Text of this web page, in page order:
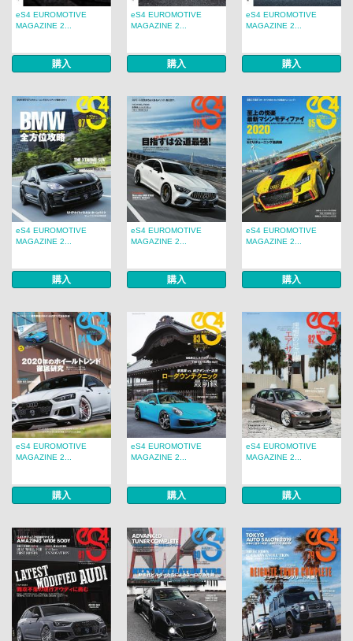
eS4 EUROMOTIVE
MAGAZINE 2...
購入
eS4 EUROMOTIVE
MAGAZINE 2...
購入
eS4 EUROMOTIVE
MAGAZINE 2...
購入
eS4 EUROMOTIVE
MAGAZINE 2...
購入
eS4 EUROMOTIVE
MAGAZINE 2...
購入
eS4 EUROMOTIVE
MAGAZINE 2...
購入
eS4 EUROMOTIVE
MAGAZINE 2...
購入
eS4 EUROMOTIVE
MAGAZINE 2...
購入
eS4 EUROMOTIVE
MAGAZINE 2...
購入